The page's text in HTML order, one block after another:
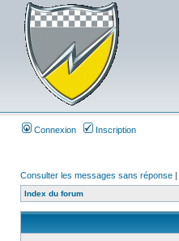
Connexion Inscription
Consulter les messages sans réponse |
Index du forum